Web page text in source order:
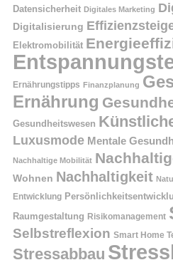
Datensicherheit Digitales Marketing
Digitalisierung
Elektromobilität
Ernährungstipps Finanzplanung
Ernährung
Gesundheitswesen
Luxusmode Mentale
Nachhaltige Mobilität
Wohnen Nachhaltigkeit
Entwicklung
Raumgestaltung Risikomanagement
Selbstreflexion Smart Home
Stressabbau